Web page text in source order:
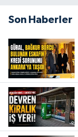
Son Haberler